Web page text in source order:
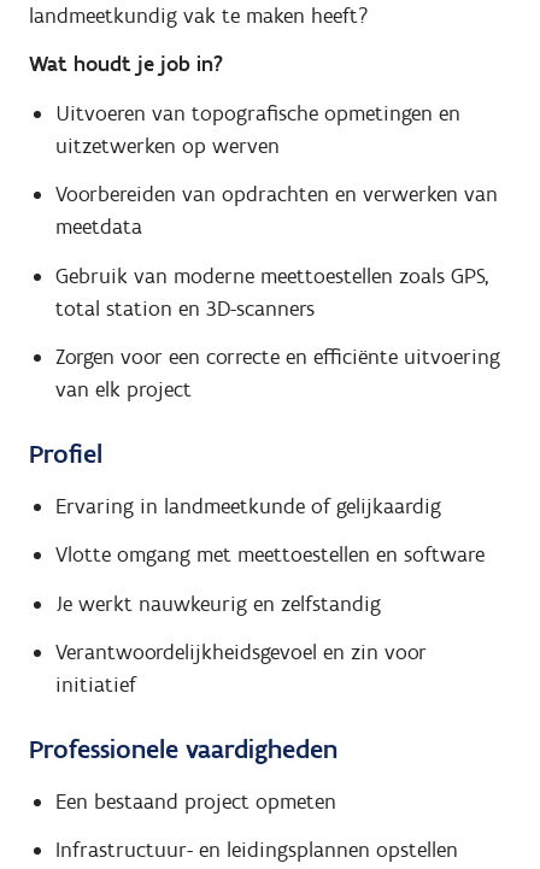
landmeetkundig vak te maken heeft?
Wat houdt je job in?
Uitvoeren van topografische opmetingen en
uitzetwerken op werven
Voorbereiden van opdrachten en verwerken van
meetdata
Gebruik van moderne meettoestellen zoals GPS,
total station en 3D-scanners
Zorgen voor een correcte en efficiënte uitvoering
van elk project
Profiel
Ervaring in landmeetkunde of gelijkaardig
Vlotte omgang met meettoestellen en software
Je werkt nauwkeurig en zelfstandig
Verantwoordelijkheidsgevoel en zin voor
initiatief
Professionele vaardigheden
Een bestaand project opmeten
Infrastructuur- en leidingsplannen opstellen